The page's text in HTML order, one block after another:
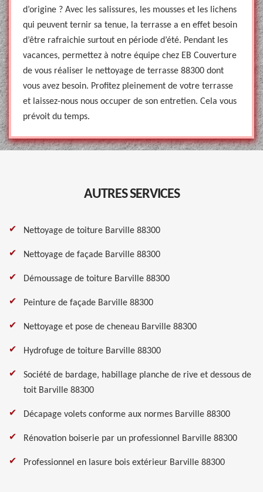
d’origine ? Avec les salissures, les mousses et les lichens
qui peuvent ternir sa tenue, la terrasse a en effet besoin
d’être rafraichie surtout en période d’été. Pendant les
vacances, permettez à notre équipe chez EB Couverture
de vous réaliser le nettoyage de terrasse 88300 dont
vous avez besoin. Profitez pleinement de votre terrasse
et laissez-nous nous occuper de son entretien. Cela vous
prévoit du temps.
AUTRES SERVICES
Nettoyage de toiture Barville 88300
Nettoyage de façade Barville 88300
Démoussage de toiture Barville 88300
Peinture de façade Barville 88300
Nettoyage et pose de cheneau Barville 88300
Hydrofuge de toiture Barville 88300
Société de bardage, habillage planche de rive et dessous de
toit Barville 88300
Décapage volets conforme aux normes Barville 88300
Rénovation boiserie par un professionnel Barville 88300
Professionnel en lasure bois extérieur Barville 88300